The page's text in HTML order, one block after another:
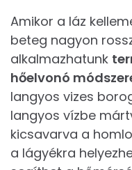
Amikor a láz
beteg nagyon
alkalmazhatunk
hőelvonó
langyos vizes
langyos vízbe
kicsavarva a
a lágyékra